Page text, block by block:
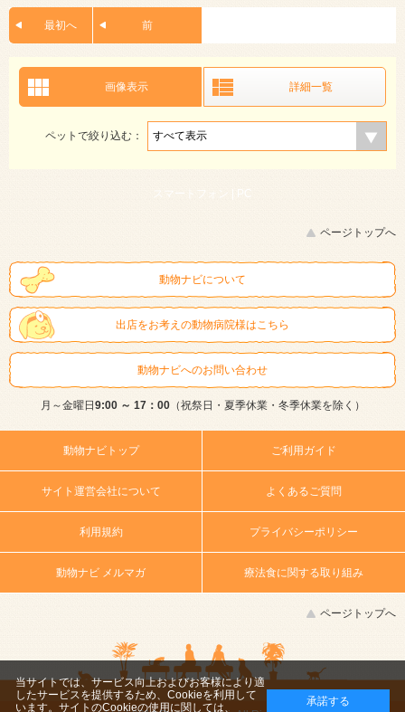
最初へ 前
画像表示 詳細一覧
ペットで絞り込む：
スマートフォン |
ページトップへ
動物ナビについて
出店をお考えの動物病院様はこちら
動物ナビへのお問い合わせ
月～金曜日 9:00 ～ 17：00（祝祭日・夏季休業・冬季休業を除く）
動物ナビトップ ご利用ガイド
サイト運営会社について よくあるご質問
利用規約 プライバシーポリシー
動物ナビ メルマガ 療法食に関する取り組み
ページトップへ
当サイトでは、サービス向上およびお客様により適
したサービスを提供するため、Cookieを利用して
います。サイトのCookieの使用に関しては、
承諾する